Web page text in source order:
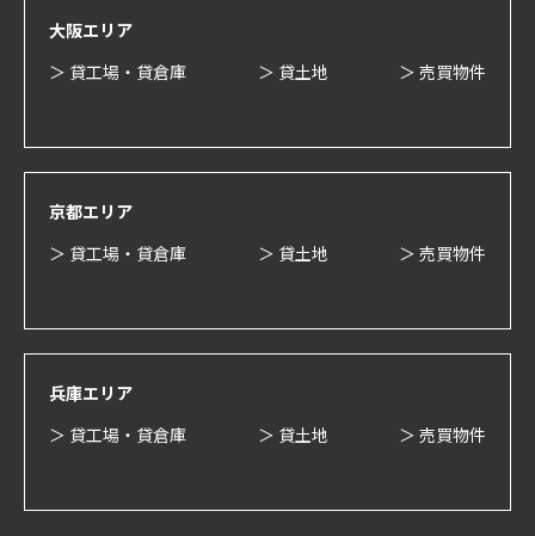
大阪エリア
＞ 貸工場・貸倉庫
＞ 貸土地 ＞ 売買物件
京都エリア
＞ 貸工場・貸倉庫
＞ 貸土地 ＞ 売買物件
兵庫エリア
＞ 貸工場・貸倉庫
＞ 貸土地 ＞ 売買物件